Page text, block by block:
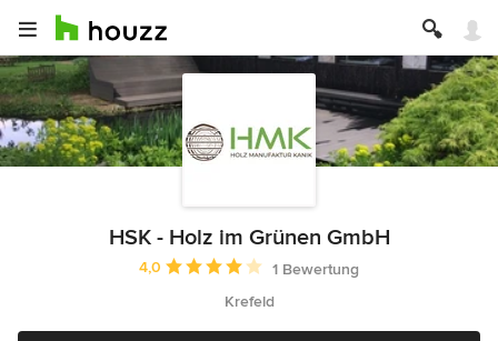
HSK - Holz im Grünen GmbH
Durchschnittliche Bewertung: 4 von 5 Sternen
4,0
1 Bewertung
Krefeld